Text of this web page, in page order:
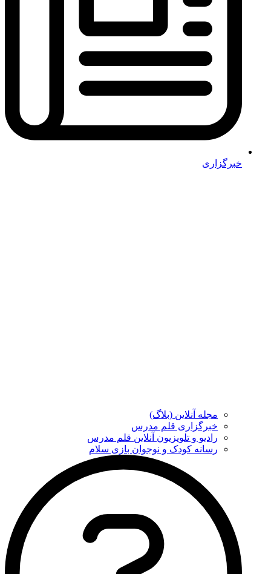
خبرگزاری
مجله آنلاین (بلاگ)
خبرگزاری قلم مدرس
رادیو و تلویزیون آنلاین قلم مدرس
رسانه کودک و نوجوان بازی سلام